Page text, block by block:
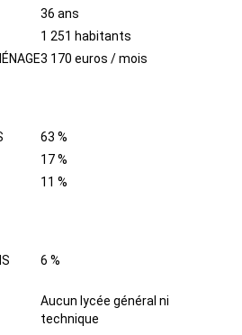
36 ans
1 251 habitants
3 170 euros / mois
63 %
17 %
11 %
6 %
Aucun lycée général ni
technique